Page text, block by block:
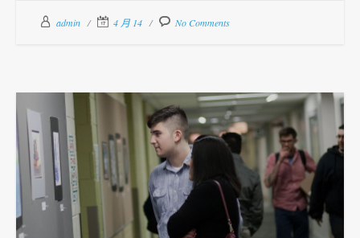
admin 4 月 14 No Comments